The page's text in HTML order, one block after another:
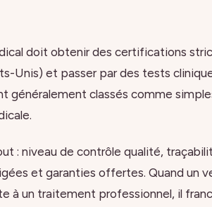
doit obtenir des certifications
Unis) et passer par des tests
généralement classés comme
: niveau de contrôle qualité,
et garanties offertes. Quand un
à un traitement professionnel, il